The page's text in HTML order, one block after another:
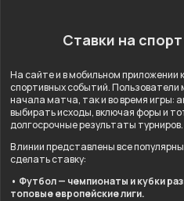
Ставки на спорт
На сайте и в мобильном
спортивных событий. Пользователи
начала матча, так и во время игры:
выбирать исходы, включая форы и
долгосрочные результаты турниров.
В линии представлены все
сделать ставку:
• Футбол — чемпионаты и кубки
топовые европейские лиги.